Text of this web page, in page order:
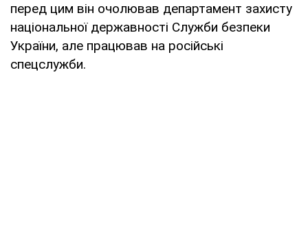
перед цим він очолював департамент захисту
національної державності Служби безпеки
України, але працював на російські
спецслужби.